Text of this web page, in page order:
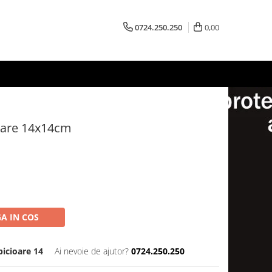
0724.250.250 0,00
14x14cm
IN COS
14 Ai nevoie de ajutor? 0724.250.250